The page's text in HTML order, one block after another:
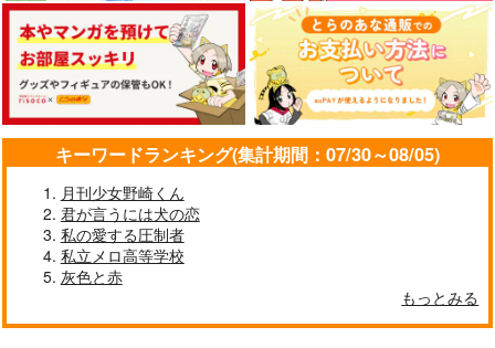
315円
宇髄天元×冨岡義勇
サンプル
作品詳細
944円 （税込）
宇髄天元×煉獄杏寿郎
サンプル
作品詳細
1,870円（税込）
宇髄天元×煉獄杏寿郎
サンプル
作品詳細
カート カート カート
（下巻）
紅月夜
キーワードランキング(集計期間：07/30～08/05)
月刊少女野崎くん
君が言うには犬の恋
私の愛する圧制者
私立メロ高等学校
灰色と赤
もっとみる